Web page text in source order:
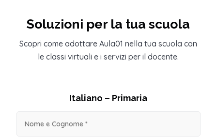
Soluzioni per la tua scuola
Scopri come adottare Aula01 nella tua scuola con
le classi virtuali e i servizi per il docente.
Italiano – Primaria